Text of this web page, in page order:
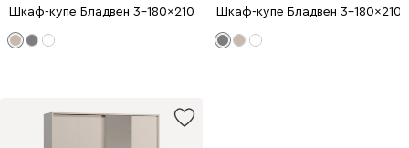
Шкаф-купе Бладвен 3-180x210 ЛаттеШкаф-купе Бладвен 3-180x210